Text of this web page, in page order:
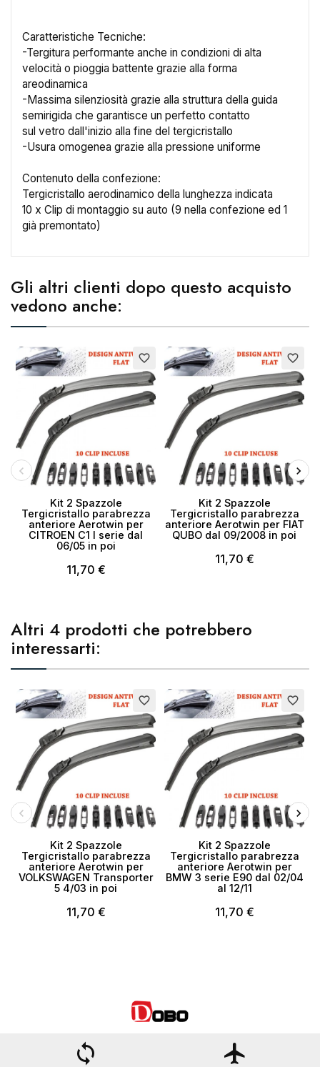
Caratteristiche Tecniche:
-Tergitura performante anche in condizioni di alta
velocità o pioggia battente grazie alla forma
areodinamica
-Massima silenziosità grazie alla struttura della guida
semirigida che garantisce un perfetto contatto
sul vetro dall'inizio alla fine del tergicristallo
-Usura omogenea grazie alla pressione uniforme
Contenuto della confezione:
Tergicristallo aerodinamico della lunghezza indicata
10 x Clip di montaggio su auto (9 nella confezione ed 1
già premontato)
Gli altri clienti dopo questo acquisto
vedono anche:
favorite_border
Kit 2 Spazzole
Tergicristallo parabrezza
anteriore Aerotwin per
CITROEN C1 I serie dal
06/05 in poi
11,70 €
favorite_border
Kit 2 Spazzole
Tergicristallo parabrezza
anteriore Aerotwin per FIAT
QUBO dal 09/2008 in poi
11,70 €
Altri 4 prodotti che potrebbero
interessarti:
favorite_border
Kit 2 Spazzole
Tergicristallo parabrezza
anteriore Aerotwin per
VOLKSWAGEN Transporter
5 4/03 in poi
11,70 €
favorite_border
Kit 2 Spazzole
Tergicristallo parabrezza
anteriore Aerotwin per
BMW 3 serie E90 dal 02/04
al 12/11
11,70 €
loop flight
Crea lista dei desideri
Nome lista dei desideri
Annulla Crea lista dei desideri